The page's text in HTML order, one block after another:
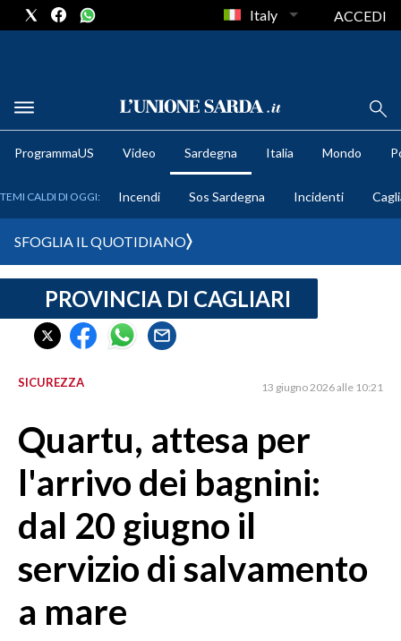
METEO
CRONACA SARDEGNA
CAGLIARI
SULCIS IGLESIENTE
ORISTANO E PROVINCIA
SASSARI E PROVINCIA
GALLURA
NUORO E PROVINCIA
OGLIASTRA
AGENDA
CRONACA
Italy ACCEDI
ProgrammaUS Video Sardegna Italia Mondo
TEMI CALDI DI OGGI: Incendi Sos Sardegna Incidenti
SFOGLIA IL QUOTIDIANO
PROVINCIA DI CAGLIARI
SICUREZZA 13 giugno 2026 alle 10:21
Quartu, attesa per
l'arrivo dei bagnini:
dal 20 giugno il
servizio di salvamento
a mare